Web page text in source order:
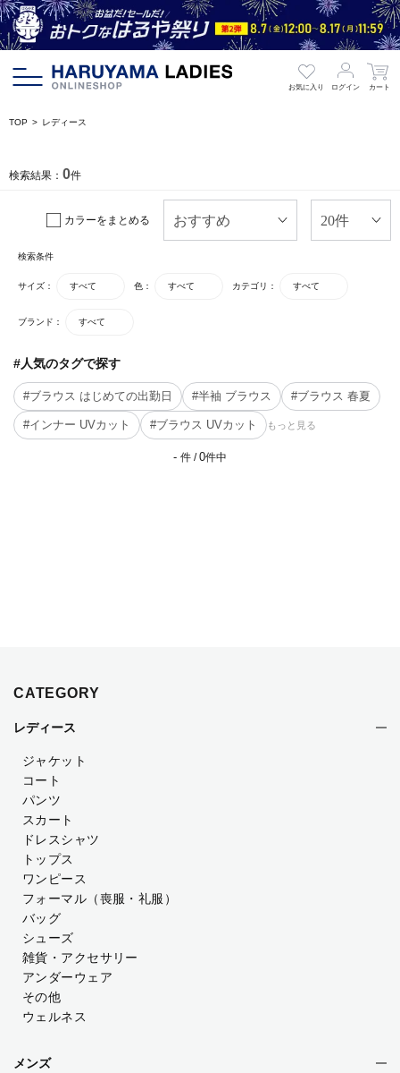
お気に入り ログイン カート
TOP レディース
検索結果： 0件
カラーをまとめる
検索条件
サイズ： すべて 色： すべて カテゴリ： すべて
ブランド： すべて
#人気のタグで探す
#ブラウス はじめての出勤日 #半袖 ブラウス #ブラウス 春夏
#インナー UVカット #ブラウス UVカット もっと見る
- 件 /0件中
CATEGORY
レディース
ジャケット
コート
パンツ
スカート
ドレスシャツ
トップス
ワンピース
フォーマル（喪服・礼服）
バッグ
シューズ
雑貨・アクセサリー
アンダーウェア
その他
ウェルネス
メンズ